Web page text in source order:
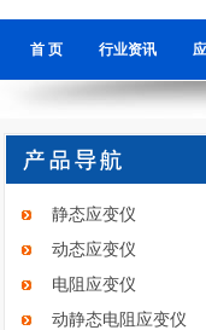
首 页 行业资讯
静态应变仪
动态应变仪
电阻应变仪
动静态电阻应变仪